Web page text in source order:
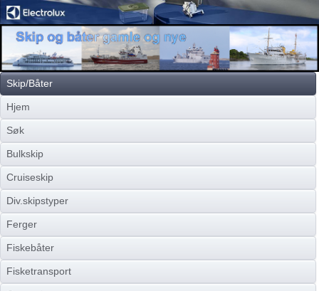
Skip/Båter
Hjem
Søk
Bulkskip
Cruiseskip
Div.skipstyper
Ferger
Fiskebåter
Fisketransport